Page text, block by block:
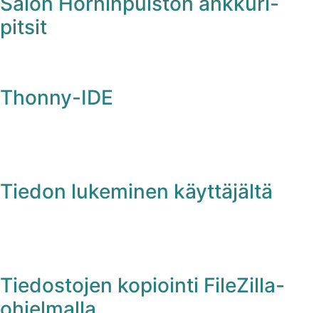
pitsit
Thonny-IDE
Tiedon lukeminen käyttäjältä
Tiedostojen kopiointi FileZilla-